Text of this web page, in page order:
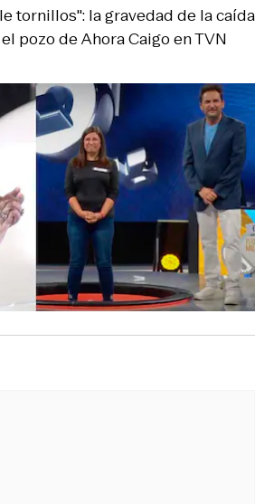
tornillos": la gravedad de la caída
pozo de Ahora Caigo en TVN